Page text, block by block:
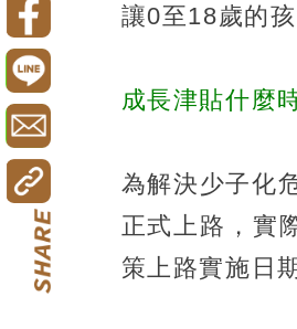
讓0至18歲的
成長津貼什麼
為解決少子化
正式上路，實
策上路實施日